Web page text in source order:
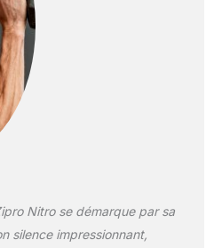
Nitro se démarque par sa
silence impressionnant,